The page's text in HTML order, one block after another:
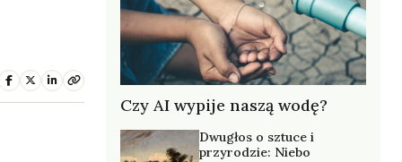
Czy AI wypije naszą wodę?
Dwugłos o sztuce i
przyrodzie: Niebo